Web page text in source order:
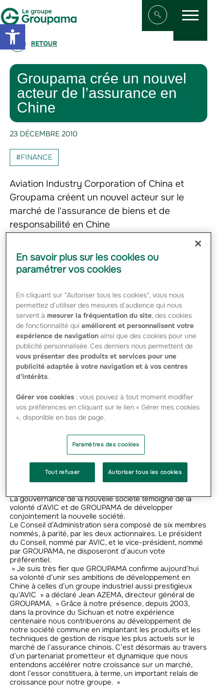
Open toolbar
Aller au contenu
Afficher/
Menu
RETOUR
Groupama crée un nouvel
acteur de l’assurance en
Chine
23 DÉCEMBRE 2010
#FINANCE
Aviation Industry Corporation of China et
Groupama créent un nouvel acteur sur le
marché de l'assurance de biens et de
responsabilité en Chine
Le groupe AVIC
signé, le 18 décembre
2010 à Pékin, un accord
de création d’une joint
venture afin de se
développer dans le domaine de l’assurance non vie en
République Populaire de Chine.
La nouvelle société, dont la création est soumise à
l’agrément des autorités compétentes, sera détenue à
parité entre AVIC et GROUPAMA.
Son développement reposera sur 3 piliers : les
les assurances agricoles.
Sous réserve des autorisations nécessaires, la joint
venture concentrera, dans un premier temps, son
développement sur six provinces chinoises avant
d’étendre son activité sur l’ensemble du pays.
Le montant d’investissement requis pour les deux
partenaires, sur la période 2012/2021, s’élève à 4 300 M
RMB (480 M EUR). La rentabilité devrait être atteinte en
2015, soit après 4 années d’activité.
La gouvernance de la nouvelle société témoigne de la
volonté d’AVIC et de GROUPAMA de développer
conjointement la nouvelle société.
Le Conseil d’Administration sera composé de six membres
nommés, à parité, par les deux actionnaires. Le président
du Conseil, nommé par AVIC, et le vice-président, nommé
par GROUPAMA, ne disposeront d’aucun vote
préférentiel.
» Je suis très fier que GROUPAMA confirme aujourd’hui
sa volonté d’unir ses ambitions de développement en
Chine à celles d’un groupe industriel aussi prestigieux
qu’AVIC » a déclaré Jean AZEMA, directeur général de
GROUPAMA. » Grâce à notre présence, depuis 2003,
dans la province du Sichuan et notre expérience
centenaire nous contribuerons au développement de
notre société commune en implantant les produits et les
techniques de gestion de risque les plus actuels sur le
marché de l’assurance chinois. C’est désormais au travers
d’un partenariat prometteur et dynamique que nous
entendons accélérer notre croissance sur un marché,
dont l’essor constituera, à terme, un important relais de
croissance pour notre groupe. »
En savoir plus sur les cookies ou
paramétrer vos cookies
En cliquant sur "Autoriser tous les cookies", vous nous
permettez d’utiliser des mesures d’audience qui nous
servent àmesurer la fréquentation du site, des cookies
de fonctionnalité quiaméliorent et personnalisent votre
expérience de navigation ainsi que des cookies pour une
publicité personnalisée. Ces derniers nous permettent de
vous présenter des produits et services pour une
publicité adaptée à votre navigation et à vos centres
d’intérêts.
Gérer vos cookies : vous pouvez à tout moment modifier
vos préférences en cliquant sur le lien « Gérer mes cookies
», disponible en bas de page.
Paramètres des cookies
Tout refuser Autoriser tous les cookies